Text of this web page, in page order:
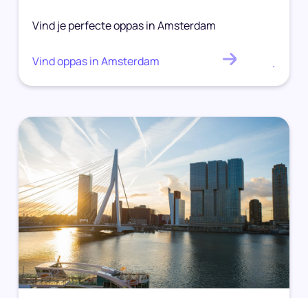
Vind je perfecte oppas in Amsterdam
Vind oppas in Amsterdam .